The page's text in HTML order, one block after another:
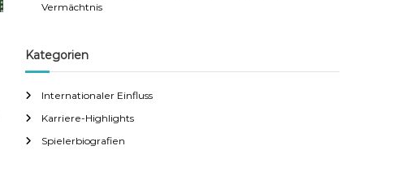
Vermächtnis
Kategorien
Internationaler Einfluss
Karriere-Highlights
Spielerbiografien